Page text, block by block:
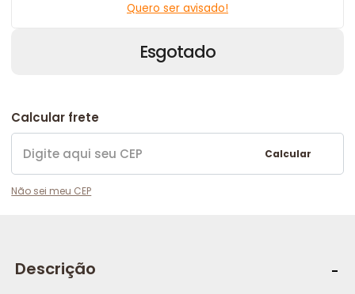
Esgotado
Quero ser avisado!
Calcular frete
Calcular
Não sei meu CEP
Descrição